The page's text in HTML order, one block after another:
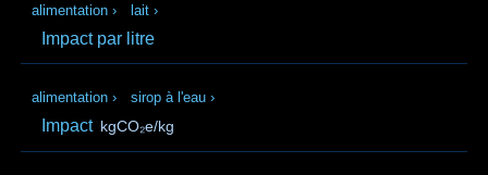
alimentation › lait ›
Impact par litre
alimentation › sirop à l'eau ›
Impact kgCO₂e/kg